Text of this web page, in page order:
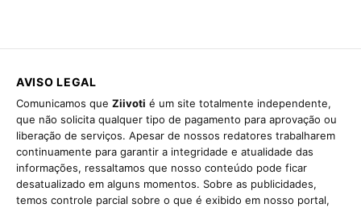
AVISO LEGAL
Comunicamos que Ziivoti é um site totalmente independente,
que não solicita qualquer tipo de pagamento para aprovação ou
liberação de serviços. Apesar de nossos redatores trabalharem
continuamente para garantir a integridade e atualidade das
informações, ressaltamos que nosso conteúdo pode ficar
desatualizado em alguns momentos. Sobre as publicidades,
temos controle parcial sobre o que é exibido em nosso portal,